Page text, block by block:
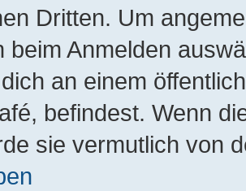
Dritten. Um
beim Anmelden
an einem
befindest. Wenn
sie vermutlich von